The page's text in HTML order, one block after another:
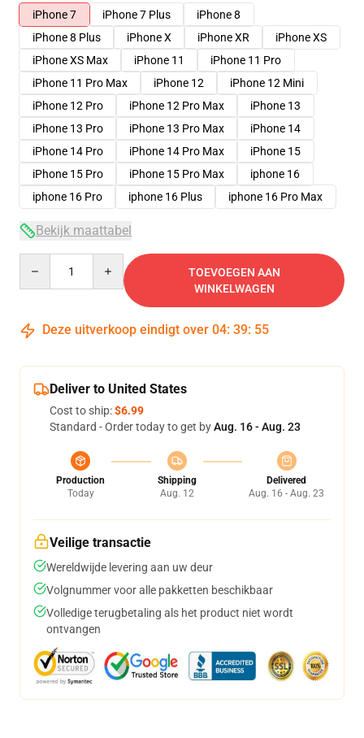
iPhone 7
iPhone 7 Plus
iPhone 8
iPhone 8 Plus
iPhone X iPhone XR
iPhone XS
iPhone XS Max
iPhone 11
iPhone 11 Pro
iPhone 11 Pro Max
iPhone 12
iPhone 12 Mini
iPhone 12 Pro
iPhone 12 Pro Max
iPhone 13
iPhone 13 Pro
iPhone 13 Pro Max
iPhone 14
iPhone 14 Pro
iPhone 14 Pro Max
iPhone 15
iPhone 15 Pro
iPhone 15 Pro Max
iphone 16
iphone 16 Pro
iphone 16 Plus iphone 16 Pro Max
Bekijk maattabel
TOEVOEGEN AAN
WINKELWAGEN
Deze uitverkoop eindigt over 04: 39: 54
Deliver to United States
Cost to ship:$6.99
Standard - Order today to get byAug. 16 - Aug. 23
Production
Today
Shipping
Aug. 12
Delivered
Aug. 16 - Aug. 23
Veilige transactie
Wereldwijde levering aan uw deur
Volgnummer voor alle pakketten beschikbaar
Volledige terugbetaling als het product niet wordt
ontvangen